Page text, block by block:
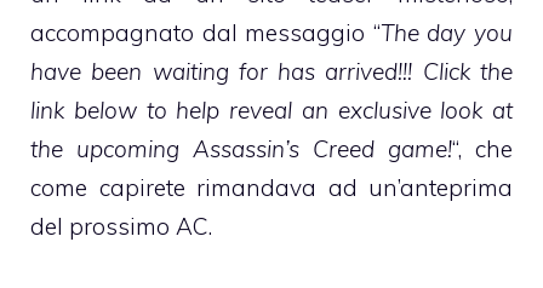
accompagnato dal messaggio “The day you
have been waiting for has arrived!!! Click the
link below to help reveal an exclusive look at
the upcoming Assassin’s Creed game!“, che
come capirete rimandava ad un’anteprima
del prossimo AC.